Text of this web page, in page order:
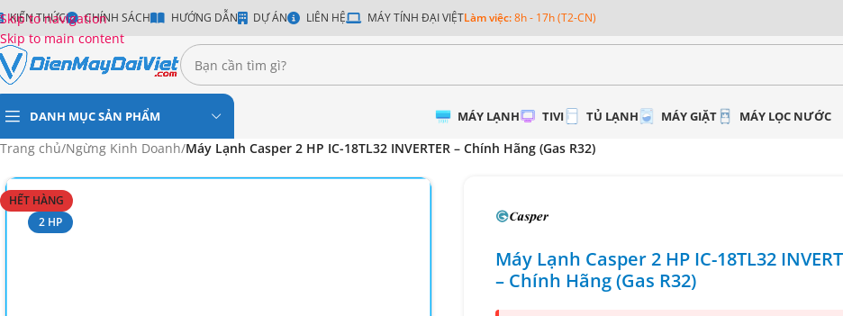
Skip to navigation
Skip to main content
KIẾN THỨC CHÍNH SÁCH HƯỚNG DẪN DỰ ÁN LIÊN HỆ MÁY TÍNH ĐẠI VIỆTLàm việc:8h - 17h (T2-CN)
DANH MỤC SẢN PHẨM MÁY LẠNH TIVI TỦ LẠNH MÁY GIẶT MÁY LỌC NƯỚC
Trang chủ/Ngừng Kinh Doanh/Máy Lạnh Casper 2 HP IC-18TL32 INVERTER – Chính Hãng (Gas R32)
HẾT HÀNG
2 HP
Máy Lạnh Casper 2 HP IC-18TL32
– Chính Hãng (Gas R32)